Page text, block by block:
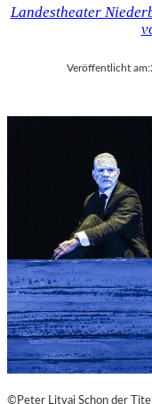
Landestheater
Veröffentlicht am:
©Peter Litvai Schon der